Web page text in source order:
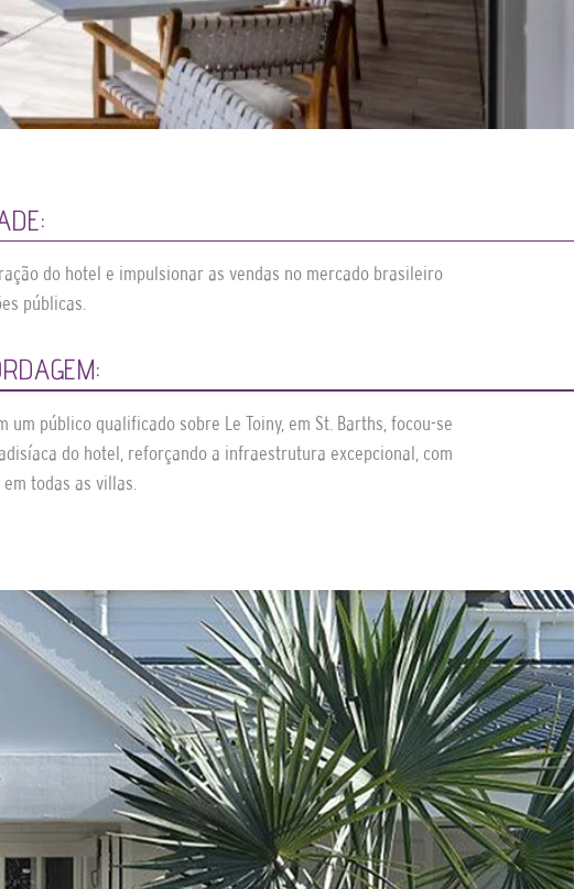
do hotel e impulsionar as vendas no mercado brasileiro
públicas.
um público qualificado sobre Le Toiny, em St. Barths, focou-se
do hotel, reforçando a infraestrutura excepcional, com
todas as villas.